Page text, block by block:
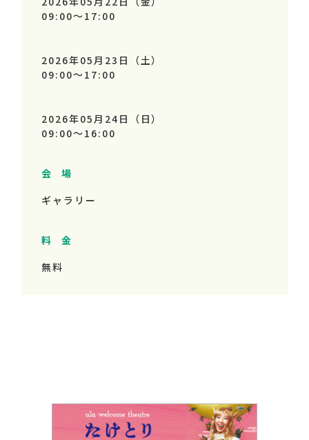
09:00～ 17:00
2026年05月23日（土）
09:00～ 17:00
2026年05月24日（日）
09:00～ 16:00
会 場
ギャラリー
料 金
無料